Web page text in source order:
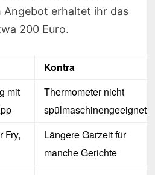
Angebot erhaltet ihr das
200 Euro.
Kontra
mit
Thermometer nicht
spülmaschinengeeignet
Fry,
Längere Garzeit für
manche Gerichte